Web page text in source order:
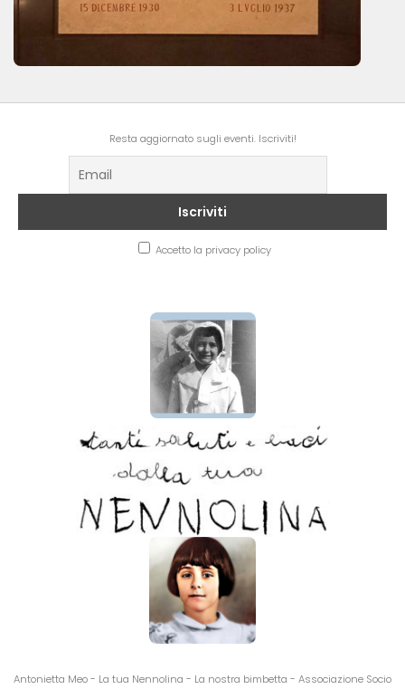
Resta aggiornato sugli eventi. Iscriviti!
Accetto la privacy policy
Antonietta Meo - La tua Nennolina - La nostra bimbetta - Associazione Socio